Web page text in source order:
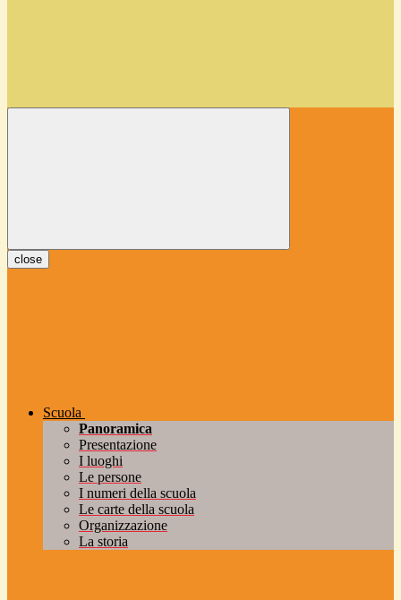
close
Scuola
Panoramica
Presentazione
I luoghi
Le persone
I numeri della scuola
Le carte della scuola
Organizzazione
La storia